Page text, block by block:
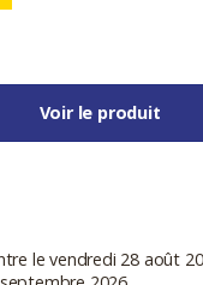
Voir le produit
le vendredi 28 août